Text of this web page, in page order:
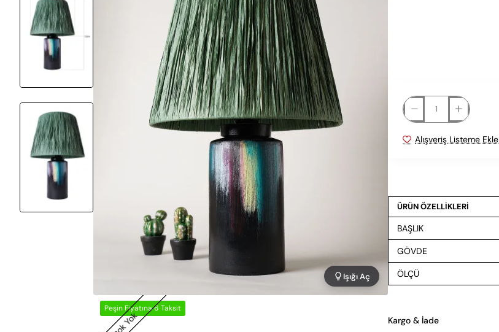
Peşin Fiyatına 6 Taksit
Stok Yok
Işığı Aç
Alışveriş Listeme Ekle
ÜRÜN ÖZELLİKLERİ
BAŞLIK
GÖVDE
ÖLÇÜ
Kargo & İade